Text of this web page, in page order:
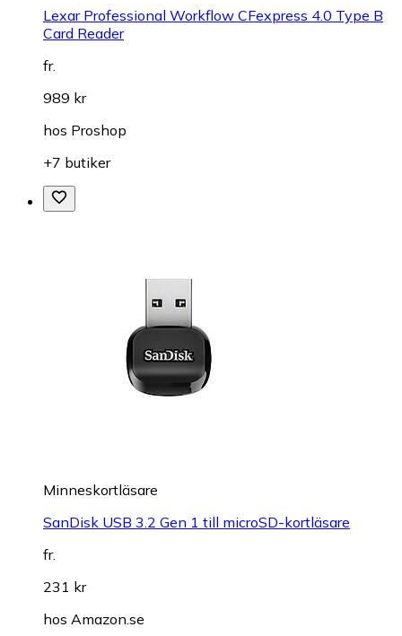
Lexar Professional Workflow CFexpress 4.0 Type B
Card Reader
fr.
989 kr
hos Proshop
+7 butiker
Minneskortläsare
SanDisk USB 3.2 Gen 1 till microSD-kortläsare
fr.
231 kr
hos Amazon.se